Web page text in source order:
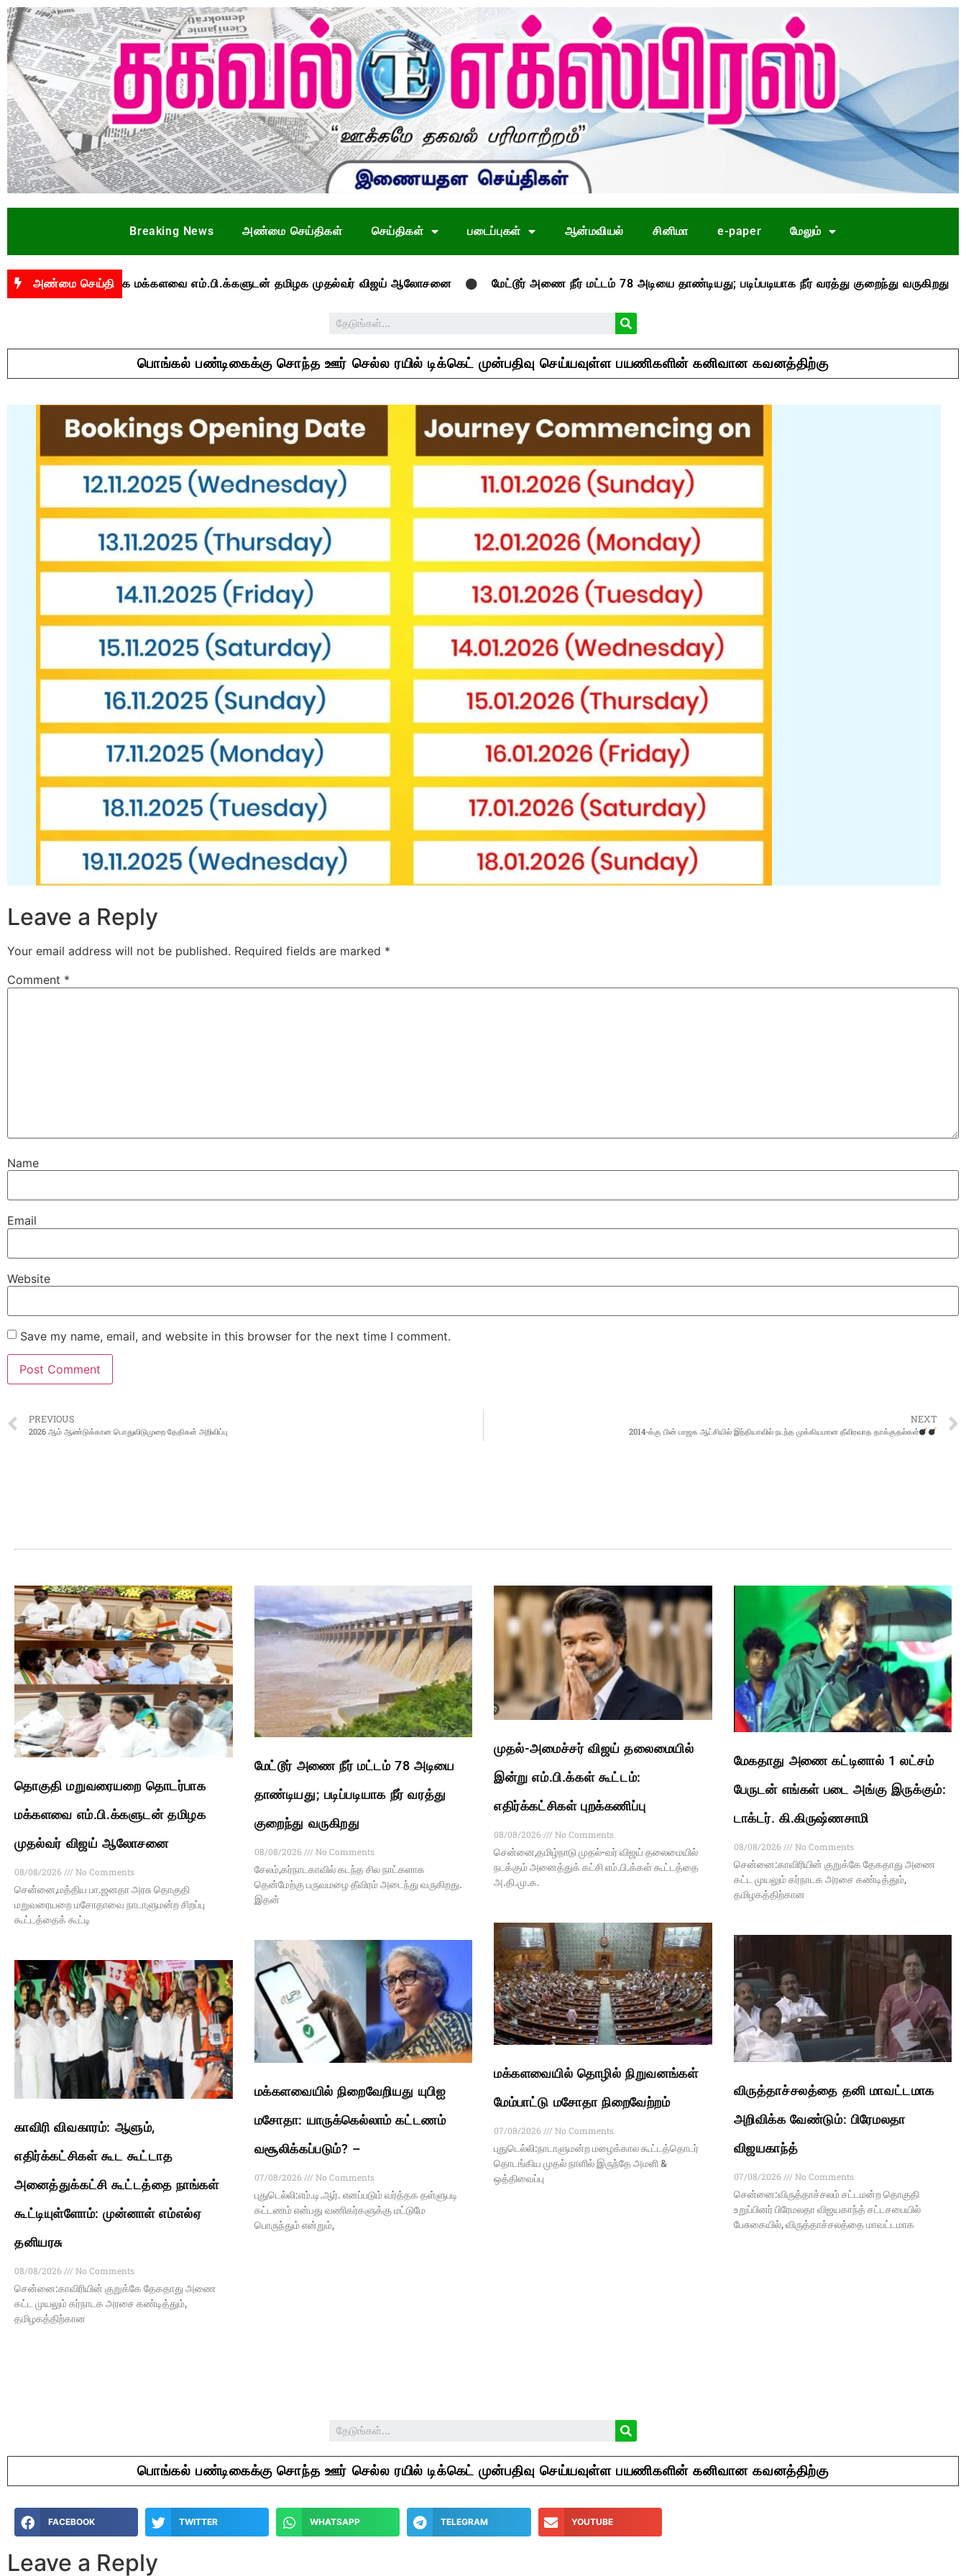
Breaking News அண்மை செய்திகள் செய்திகள் படைப்புகள் ஆன்மவியல் சினிமா e-paper மேலும்
அண்மை செய்தி
தொடர்பாக மக்களவை எம்.பி.க்களுடன் தமிழக முதல்வர் விஜய் ஆலோசனை மேட்டூர் அணை நீர் மட்டம் 78 அடியை தாண்டியது; படிப்படியாக நீர் வரத்து குறைந்து வருகிறது
பொங்கல் பண்டிகைக்கு சொந்த ஊர் செல்ல ரயில் டிக்கெட் முன்பதிவு செய்யவுள்ள பயணிகளின் கனிவான கவனத்திற்கு
Leave a Reply
Your email address will not be published. Required fields are marked *
Comment *
Name
Email
Website
Save my name, email, and website in this browser for the next time I comment.
PREVIOUS
2026 ஆம் ஆண்டுக்கான பொதுவிடுமுறை தேதிகள் அறிவிப்பு
NEXT
2014-க்கு பின் பாஜக ஆட்சியில் இந்தியாவில் நடந்த முக்கியமான தீவிரவாத தாக்குதல்கள்
தொகுதி மறுவரையறை தொடர்பாக
மக்களவை எம்.பி.க்களுடன் தமிழக
முதல்வர் விஜய் ஆலோசனை
08/08/2026
No Comments
சென்னை,மத்திய பா.ஜனதா அரசு தொகுதி
மறுவரையறை மசோதாவை நாடாளுமன்ற சிறப்பு
கூட்டத்தைக் கூட்டி
மேட்டூர் அணை நீர் மட்டம் 78 அடியை
தாண்டியது; படிப்படியாக நீர் வரத்து
குறைந்து வருகிறது
08/08/2026
No Comments
சேலம்,கர்நாடகாவில் கடந்த சில நாட்களாக
தென்மேற்கு பருவமழை தீவிரம் அடைந்து வருகிறது.
இதன்
முதல்-அமைச்சர் விஜய் தலைமையில்
இன்று எம்.பி.க்கள் கூட்டம்:
எதிர்க்கட்சிகள் புறக்கணிப்பு
08/08/2026
No Comments
சென்னை,தமிழ்நாடு முதல்-வர் விஜய் தலைமையில்
நடக்கும் அனைத்துக் கட்சி எம்.பி.க்கள் கூட்டத்தை
அ.தி.மு.க.
மேகதாது அணை கட்டினால் 1 லட்சம்
பேருடன் எங்கள் படை அங்கு இருக்கும்:
டாக்டர். கி.கிருஷ்ணசாமி
08/08/2026
No Comments
சென்னை:காவிரியின் குறுக்கே தேகதாது அணை
கட்ட முயலும் கர்நாடக அரசை கண்டித்தும்,
தமிழகத்திற்கான
காவிரி விவகாரம்: ஆளும்,
எதிர்க்கட்சிகள் கூட கூட்டாத
அனைத்துக்கட்சி கூட்டத்தை நாங்கள்
கூட்டியுள்ளோம்: முன்னாள் எம்எல்ஏ
தனியரசு
08/08/2026
No Comments
சென்னை:காவிரியின் குறுக்கே தேகதாது அணை
கட்ட முயலும் கர்நாடக அரசை கண்டித்தும்,
தமிழகத்திற்கான
மக்களவையில் நிறைவேறியது யுபிஐ
மசோதா: யாருக்கெல்லாம் கட்டணம்
வசூலிக்கப்படும்? –
07/08/2026
No Comments
புதுடெல்லி:எம்.டி.ஆர். எனப்படும் வர்த்தக தள்ளுபடி
கட்டணம் என்பது வணிகர்களுக்கு மட்டுமே
பொருந்தும் என்றும்,
மக்களவையில் தொழில் நிறுவனங்கள்
மேம்பாட்டு மசோதா நிறைவேற்றம்
07/08/2026
No Comments
புதுடெல்லி:நாடாளுமன்ற மழைக்கால கூட்டத்தொடர்
தொடங்கிய முதல் நாளில் இருந்தே அமளி &
ஒத்திவைப்பு
விருத்தாச்சலத்தை தனி மாவட்டமாக
அறிவிக்க வேண்டும்: பிரேமலதா
விஜயகாந்த்
07/08/2026
No Comments
சென்னை:விருத்தாச்சலம் சட்டமன்ற தொகுதி
உறுப்பினர் பிரேமலதா விஜயகாந்த் சட்டசபையில்
பேசுகையில், விருத்தாச்சலத்தை மாவட்டமாக
பொங்கல் பண்டிகைக்கு சொந்த ஊர் செல்ல ரயில் டிக்கெட் முன்பதிவு செய்யவுள்ள பயணிகளின் கனிவான கவனத்திற்கு
FACEBOOK TWITTER WHATSAPP TELEGRAM YOUTUBE
Leave a Reply